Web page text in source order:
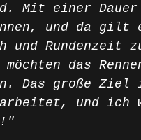
Mit einer Dauer
und da gilt
und Rundenzeit
das
Das große
und ich